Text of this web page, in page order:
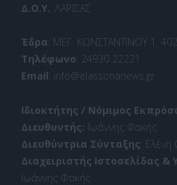
Δ.Ο.Υ.: ΛΑΡΙΣΑΣ
Έδρα: ΜΕΓ. ΚΩΝΣΤΑΝΤΙΝΟΥ 1,
Τηλέφωνο: 24930 22221
Email: info@elassonanews.gr
Ιδιοκτήτης / Νόμιμος
Διευθυντής: Ιωάννης Φακής
Διευθύντρια Σύνταξης: Ελένη
Διαχειριστής Ιστοσελίδας
Ιωάννης Φακής